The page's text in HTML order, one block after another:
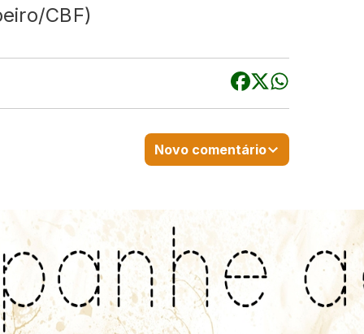
CBF)
Novo comentário